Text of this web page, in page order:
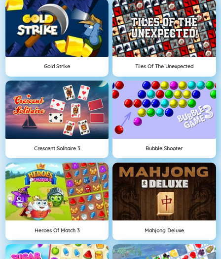
Gold Strike Tiles Of The Unexpected
Crescent Solitaire 3 Bubble Shooter
Heroes Of Match 3 Mahjong Deluxe